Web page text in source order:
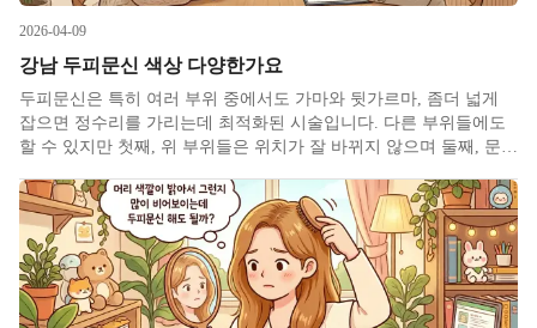
2026-04-09
강남 두피문신 색상 다양한가요
두피문신은 특히 여러 부위 중에서도 가마와 뒷가르마, 좀더 넓게
잡으면 정수리를 가리는데 최적화된 시술입니다. 다른 부위들에도
할 수 있지만 첫째, 위 부위들은 위치가 잘 바뀌지 않으며 둘째, 문신
가 고민일 때 탈모치료 외에 두피문신도 많이들 문의해주십니다.